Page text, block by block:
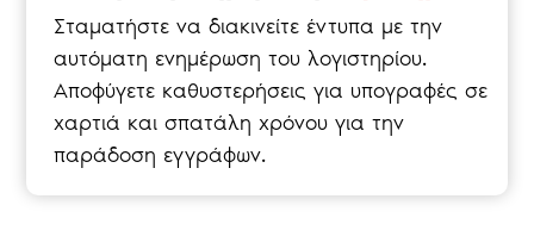
Σταματήστε να διακινείτε έντυπα με την
αυτόματη ενημέρωση του λογιστηρίου.
Αποφύγετε καθυστερήσεις για υπογραφές σε
χαρτιά και σπατάλη χρόνου για την
παράδοση εγγράφων.